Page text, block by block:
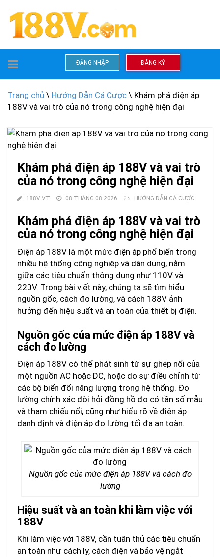
TOGGLE
NAVIGATION
ĐĂNG NHẬP ĐĂNG KÝ
Trang chủ \ Hướng Dẫn Cá Cược \ Khám phá điện áp
188V và vai trò của nó trong công nghệ hiện đại
Khám phá điện áp 188V và vai trò
của nó trong công nghệ hiện đại
188V VT 08 THÁNG 08 2026 HƯỚNG DẪN CÁ CƯỢC
Khám phá điện áp 188V và vai trò
của nó trong công nghệ hiện đại
Điện áp 188V là một mức điện áp phổ biến trong
nhiều hệ thống công nghiệp và dân dụng, nằm
giữa các tiêu chuẩn thông dụng như 110V và
220V. Trong bài viết này, chúng ta sẽ tìm hiểu
nguồn gốc, cách đo lường, và cách 188V ảnh
hưởng đến hiệu suất và an toàn của thiết bị điện.
Nguồn gốc của mức điện áp 188V và
cách đo lường
Điện áp 188V có thể phát sinh từ sự ghép nối của
một nguồn AC hoặc DC, hoặc do sự điều chỉnh từ
các bộ biến đổi năng lượng trong hệ thống. Đo
lường chính xác đòi hỏi đồng hồ đo có tần số mẫu
và tham chiếu nổi, cũng như hiểu rõ về điện áp
danh định và điện áp đo lường tối đa an toàn.
Nguồn gốc của mức điện áp 188V và cách đo
lường
Hiệu suất và an toàn khi làm việc với
188V
Khi làm việc với 188V, cần tuân thủ các tiêu chuẩn
an toàn như cách ly, cách điện và bảo vệ ngắt